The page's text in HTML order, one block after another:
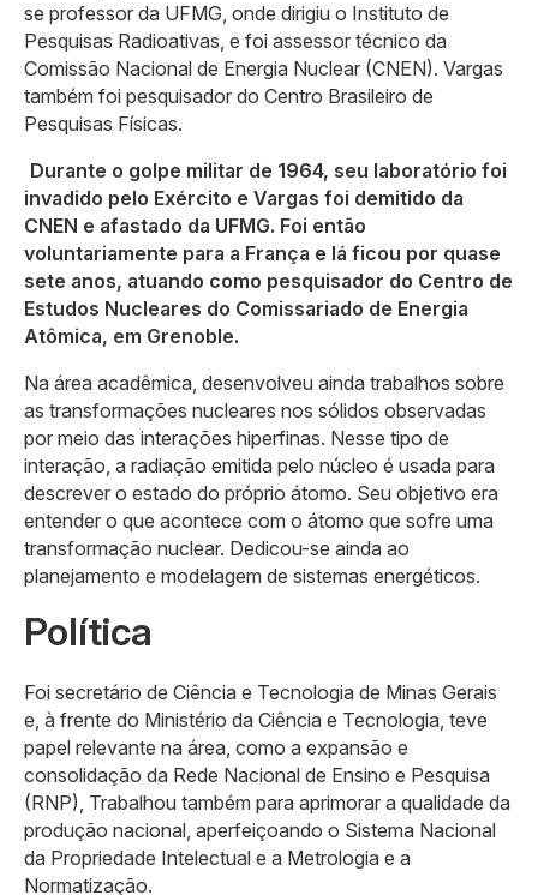
se professor da UFMG, onde dirigiu o Instituto de
Pesquisas Radioativas, e foi assessor técnico da
Comissão Nacional de Energia Nuclear (CNEN). Vargas
também foi pesquisador do Centro Brasileiro de
Pesquisas Físicas.
Durante o golpe militar de 1964, seu laboratório foi
invadido pelo Exército e Vargas foi demitido da
CNEN e afastado da UFMG. Foi então
voluntariamente para a França e lá ficou por quase
sete anos, atuando como pesquisador do Centro de
Estudos Nucleares do Comissariado de Energia
Atômica, em Grenoble.
Na área acadêmica, desenvolveu ainda trabalhos sobre
as transformações nucleares nos sólidos observadas
por meio das interações hiperfinas. Nesse tipo de
interação, a radiação emitida pelo núcleo é usada para
descrever o estado do próprio átomo. Seu objetivo era
entender o que acontece com o átomo que sofre uma
transformação nuclear. Dedicou-se ainda ao
planejamento e modelagem de sistemas energéticos.
Política
Foi secretário de Ciência e Tecnologia de Minas Gerais
e, à frente do Ministério da Ciência e Tecnologia, teve
papel relevante na área, como a expansão e
consolidação da Rede Nacional de Ensino e Pesquisa
(RNP), Trabalhou também para aprimorar a qualidade da
produção nacional, aperfeiçoando o Sistema Nacional
da Propriedade Intelectual e a Metrologia e a
Normatização.